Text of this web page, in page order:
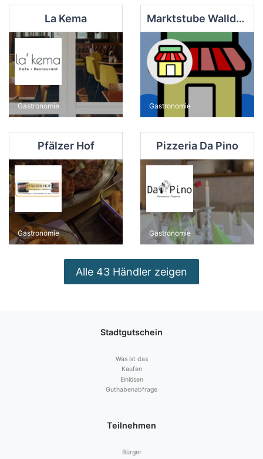
La Kema
Gastronomie
Marktstube Walldorf
Gastronomie
Pfälzer Hof
Gastronomie
Pizzeria Da Pino
Gastronomie
Alle 43 Händler zeigen
Stadtgutschein
Was ist das
Kaufen
Einlösen
Guthabenabfrage
Teilnehmen
Bürger